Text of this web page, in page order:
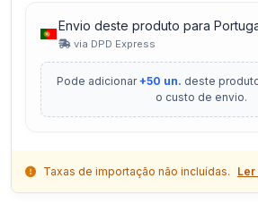
Envio deste produto para
via DPD Express
Pode adicionar+50 un. deste
o custo de envio.
Taxas de importação não incluídas. Ler